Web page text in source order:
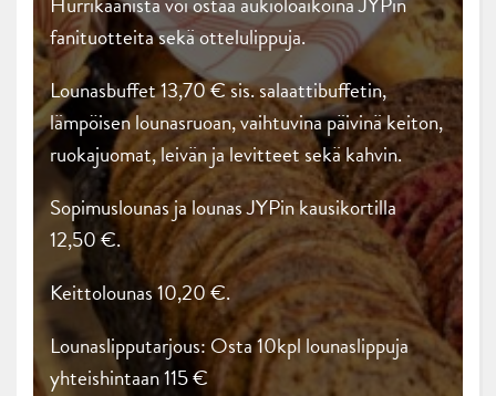
fanituotteita sekä ottelulippuja.
Lounasbuffet 13,70 € sis. salaattibuffetin,
lämpöisen lounasruoan, vaihtuvina päivinä keiton,
ruokajuomat, leivän ja levitteet sekä kahvin.
Sopimuslounas ja lounas JYPin kausikortilla
12,50 €.
Keittolounas 10,20 €.
Lounaslipputarjous: Osta 10kpl lounaslippuja
yhteishintaan 115 €